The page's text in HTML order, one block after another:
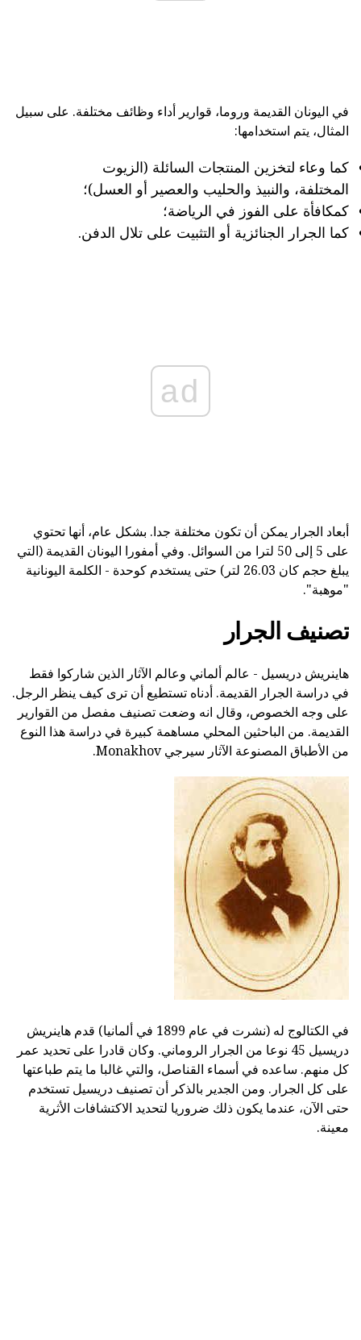
في اليونان القديمة وروما، قوارير أداء وظائف مختلفة. على سبيل
المثال، يتم استخدامها:
كما وعاء لتخزين المنتجات السائلة (الزيوت
المختلفة، والنبيذ والحليب والعصير أو العسل)؛
كمكافأة على الفوز في الرياضة؛
كما الجرار الجنائزية أو التثبيت على تلال الدفن.
ad
أبعاد الجرار يمكن أن تكون مختلفة جدا. بشكل عام، أنها تحتوي
على 5 إلى 50 لترا من السوائل. وفي أمفورا اليونان القديمة (التي
يبلغ حجم كان 26.03 لتر) حتى يستخدم كوحدة - الكلمة اليونانية
"موهبة".
تصنيف الجرار
هاينريش دريسيل - عالم ألماني وعالم الآثار الذين شاركوا فقط
في دراسة الجرار القديمة. أدناه تستطيع أن ترى كيف ينظر الرجل.
على وجه الخصوص، وقال انه وضعت تصنيف مفصل من القوارير
القديمة. من الباحثين المحلي مساهمة كبيرة في دراسة هذا النوع
من الأطباق المصنوعة الآثار سيرجي Monakhov.
في الكتالوج له (نشرت في عام 1899 في ألمانيا) قدم هاينريش
دريسيل 45 نوعا من الجرار الروماني. وكان قادرا على تحديد عمر
كل منهم. ساعده في أسماء القناصل، والتي غالبا ما يتم طباعتها
على كل الجرار. ومن الجدير بالذكر أن تصنيف دريسيل تستخدم
حتى الآن، عندما يكون ذلك ضروريا لتحديد الاكتشافات الأثرية
معينة.